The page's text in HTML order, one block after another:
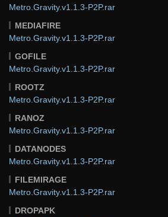
Metro.Gravity.v1.1.3-P2P.rar
MEDIAFIRE
Metro.Gravity.v1.1.3-P2P.rar
GOFILE
Metro.Gravity.v1.1.3-P2P.rar
ROOTZ
Metro.Gravity.v1.1.3-P2P.rar
RANOZ
Metro.Gravity.v1.1.3-P2P.rar
DATANODES
Metro.Gravity.v1.1.3-P2P.rar
FILEMIRAGE
Metro.Gravity.v1.1.3-P2P.rar
DROPAPK